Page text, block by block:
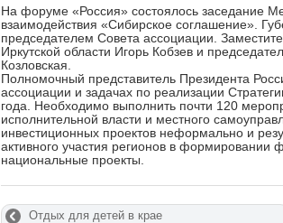
На форуме «Россия» состоялось заседание
взаимодействия «Сибирское соглашение».
председателем Совета ассоциации.
Иркутской области Игорь Кобзев и
Козловская.
Полномочный представитель Президента
ассоциации и задачах по реализации
года. Необходимо выполнить почти 120
исполнительной власти и местного
инвестиционных проектов неформально и
активного участия регионов в формировании
национальные проекты.
Отдых для детей в крае